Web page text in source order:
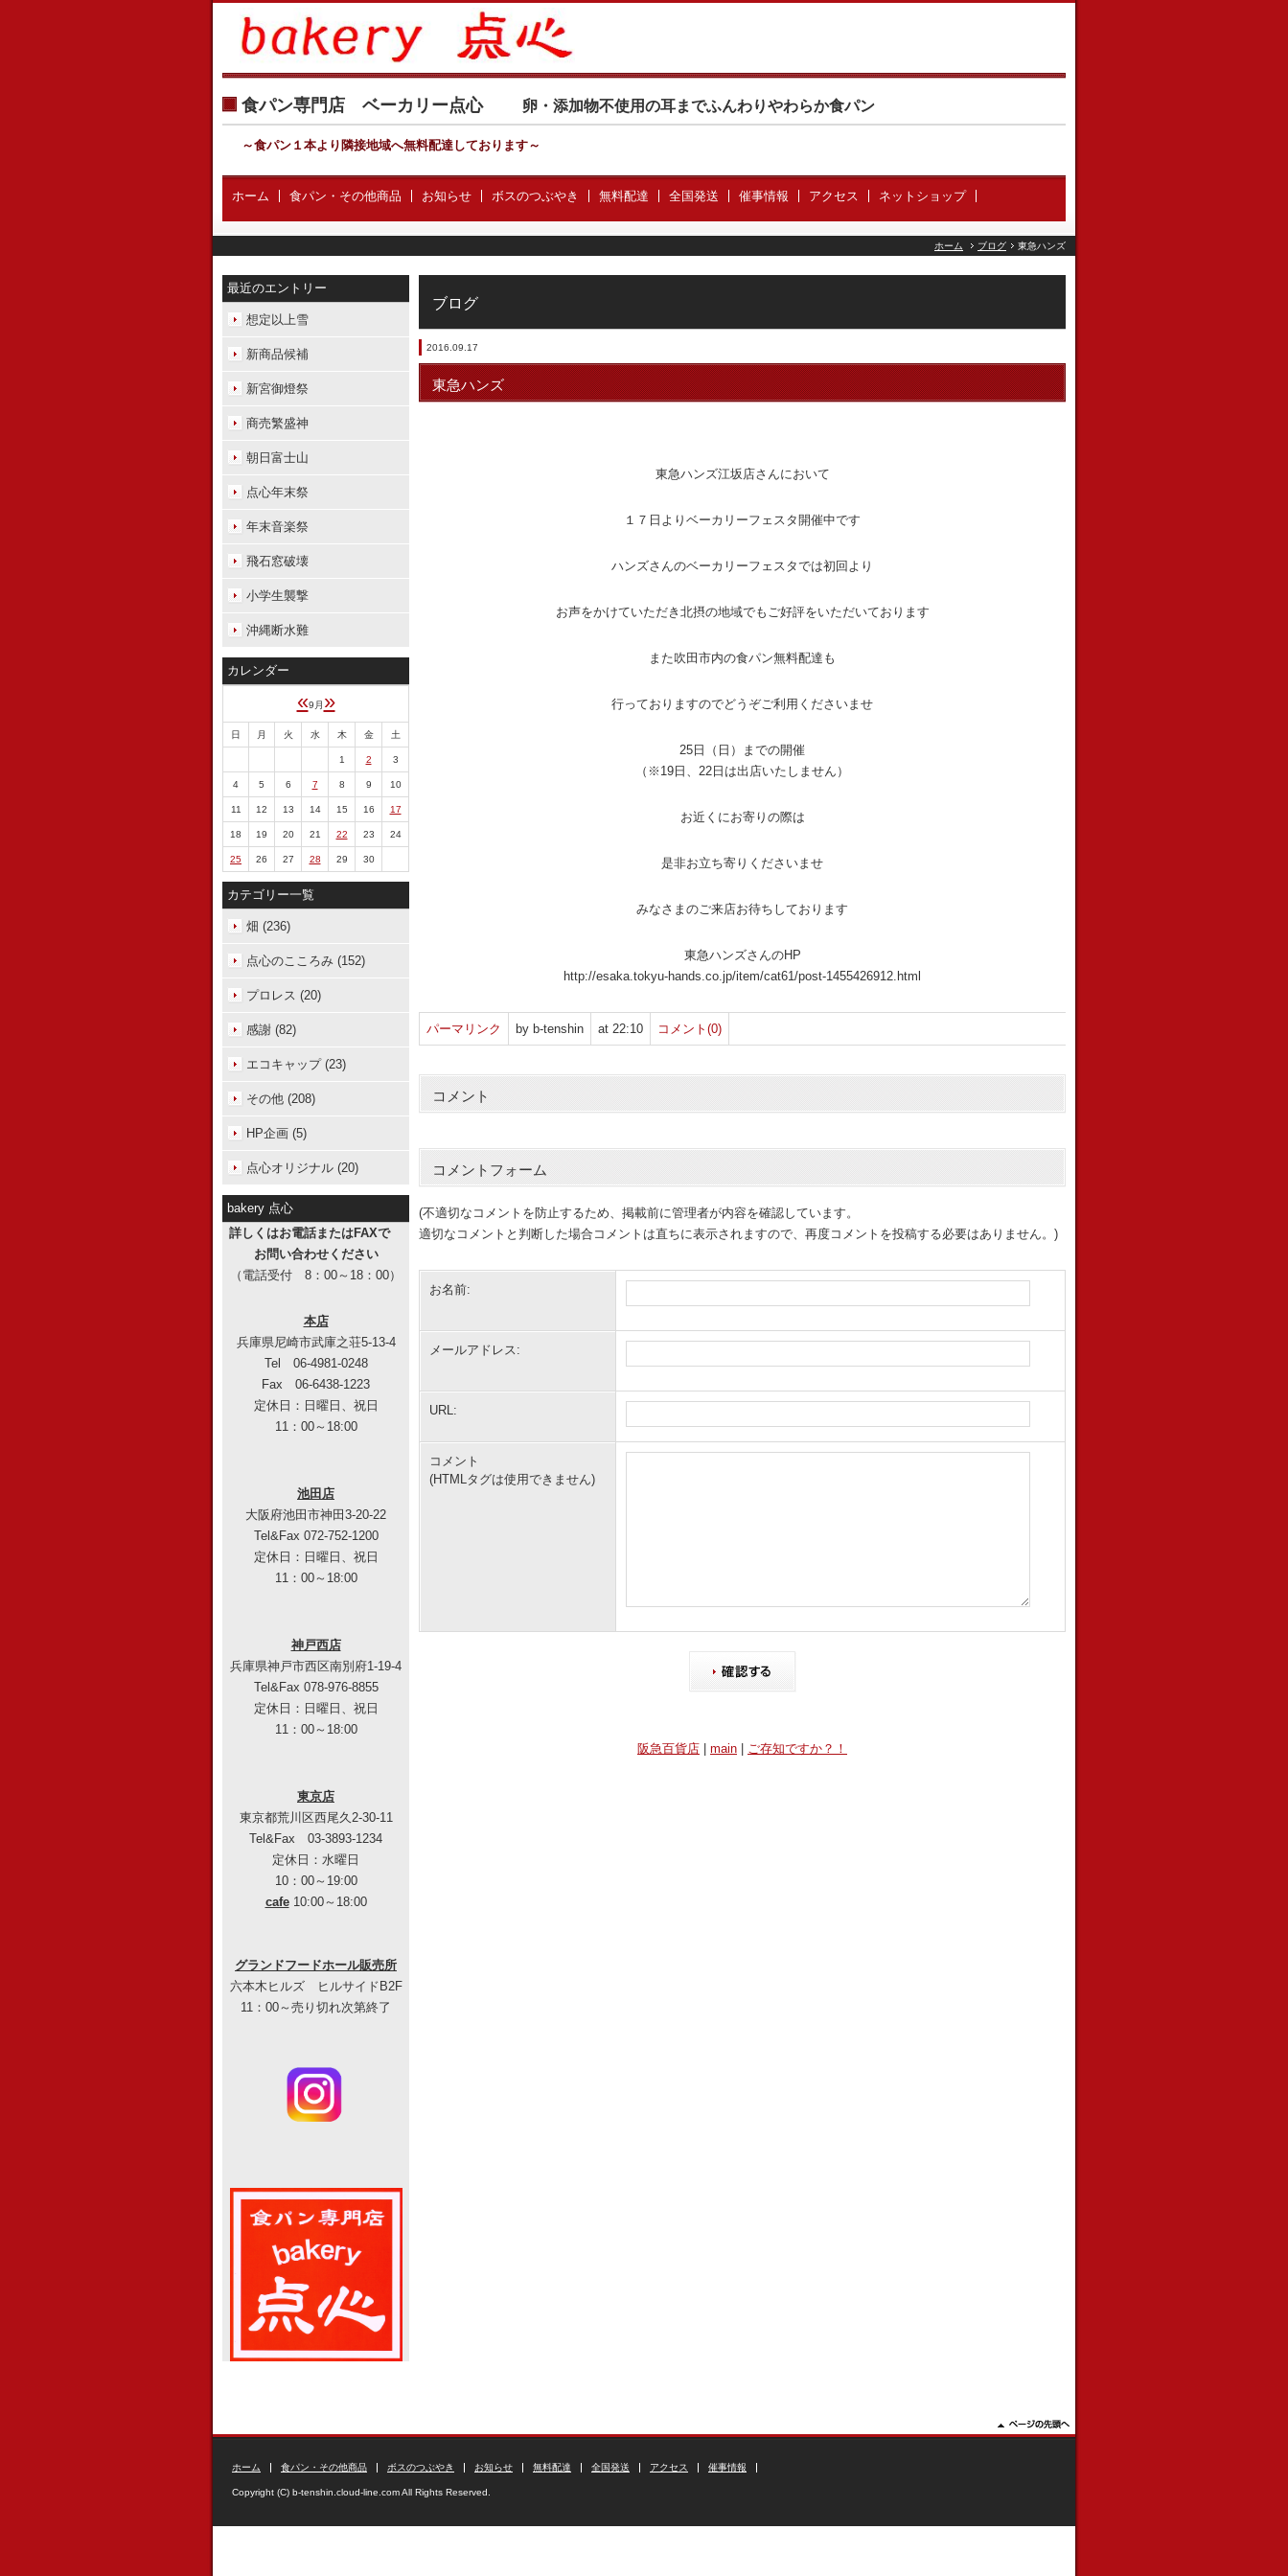
食パン専門店 ベーカリー点心 卵・添加物不使用の耳までふんわりやわらか食パン
～食パン１本より隣接地域へ無料配達しております～
ホーム 食パン・その他商品 お知らせ ボスのつぶやき 無料配達 全国発送 催事情報 アクセス ネットショップ
ホーム ブログ 東急ハンズ
ブログ
2016.09.17
東急ハンズ
東急ハンズ江坂店さんにおいて
１７日よりベーカリーフェスタ開催中です
ハンズさんのベーカリーフェスタでは初回より
お声をかけていただき北摂の地域でもご好評をいただいております
また吹田市内の食パン無料配達も
行っておりますのでどうぞご利用くださいませ
25日（日）までの開催
（※19日、22日は出店いたしません）
お近くにお寄りの際は
是非お立ち寄りくださいませ
みなさまのご来店お待ちしております
東急ハンズさんのHP
http://esaka.tokyu-hands.co.jp/item/cat61/post-1455426912.html
パーマリンク by b-tenshin at 22:10 コメント(0)
コメント
コメントフォーム
(不適切なコメントを防止するため、掲載前に管理者が内容を確認しています。
適切なコメントと判断した場合コメントは直ちに表示されますので、再度コメントを投稿する必要はありません。)
お名前:
メールアドレス:
URL:
コメント
(HTMLタグは使用できません)
阪急百貨店 main ご存知ですか？！
最近のエントリー
想定以上雪
新商品候補
新宮御燈祭
商売繁盛神
朝日富士山
点心年末祭
年末音楽祭
飛石窓破壊
小学生襲撃
沖縄断水難
カレンダー
«9月 »
日 月 火 水 木 金 土
1 2 3
4 5 6 7 8 9 10
11 12 13 14 15 16 17
18 19 20 21 22 23 24
25 26 27 28 29 30
カテゴリー一覧
畑 (236)
点心のこころみ (152)
プロレス (20)
感謝 (82)
エコキャップ (23)
その他 (208)
HP企画 (5)
点心オリジナル (20)
bakery 点心
詳しくはお電話またはFAXで
お問い合わせください
（電話受付 8：00～18：00）
本店
兵庫県尼崎市武庫之荘5-13-4
Tel 06-4981-0248
Fax 06-6438-1223
定休日：日曜日、祝日
11：00～18:00
池田店
大阪府池田市神田3-20-22
Tel&Fax 072-752-1200
定休日：日曜日、祝日
11：00～18:00
神戸西店
兵庫県神戸市西区南別府1-19-4
Tel&Fax 078-976-8855
定休日：日曜日、祝日
11：00～18:00
東京店
東京都荒川区西尾久2-30-11
Tel&Fax 03-3893-1234
定休日：水曜日
10：00～19:00
cafe10:00～18:00
グランドフードホール販売所
六本木ヒルズ ヒルサイドB2F
11：00～売り切れ次第終了
ホーム 食パン・その他商品 ボスのつぶやき お知らせ 無料配達 全国発送 アクセス 催事情報
Copyright (C) b-tenshin.cloud-line.com All Rights Reserved.